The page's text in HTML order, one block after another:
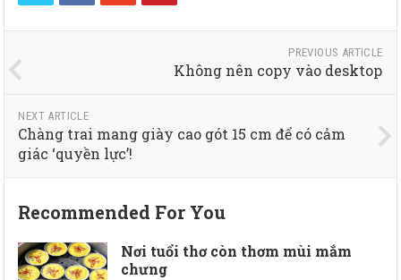
PREVIOUS ARTICLE
Không nên copy vào desktop
NEXT ARTICLE
Chàng trai mang giày cao gót 15 cm để có cảm
giác ‘quyền lực’!
Recommended For You
Nơi tuổi thơ còn thơm mùi mắm
chưng